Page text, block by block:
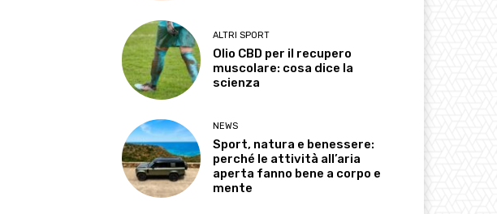
ALTRI SPORT
Olio CBD per il recupero
muscolare: cosa dice la
scienza
NEWS
Sport, natura e benessere:
perché le attività all’aria
aperta fanno bene a corpo e
mente